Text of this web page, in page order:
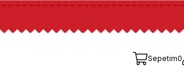
Sepetim0